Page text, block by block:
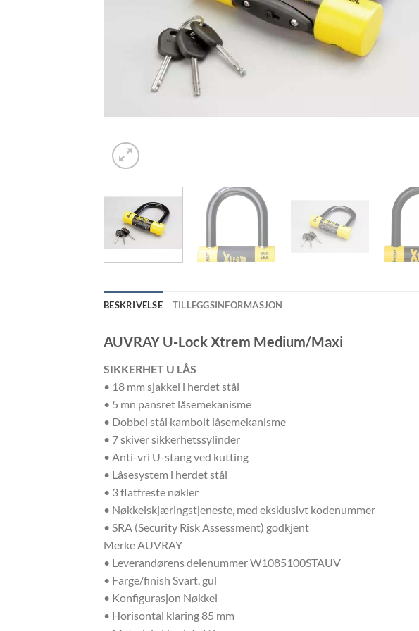
BESKRIVELSE TILLEGGSINFORMASJON
AUVRAY U-Lock Xtrem Medium/Maxi
SIKKERHET U LÅS
• 18 mm sjakkel i herdet stål
• 5 mn pansret låsemekanisme
• Dobbel stål kambolt låsemekanisme
• 7 skiver sikkerhetssylinder
• Anti-vri U-stang ved kutting
• Låsesystem i herdet stål
• 3 flatfreste nøkler
• Nøkkelskjæringstjeneste, med eksklusivt kodenummer
• SRA (Security Risk Assessment) godkjent
Merke AUVRAY
• Leverandørens delenummer W1085100STAUV
• Farge/finish Svart, gul
• Konfigurasjon Nøkkel
• Horisontal klaring 85 mm